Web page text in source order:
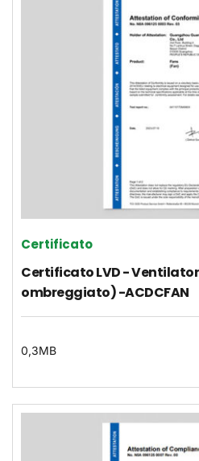
Certificato
Certificato LVD -
ombreggiato) -ACDCFAN
0,3MB